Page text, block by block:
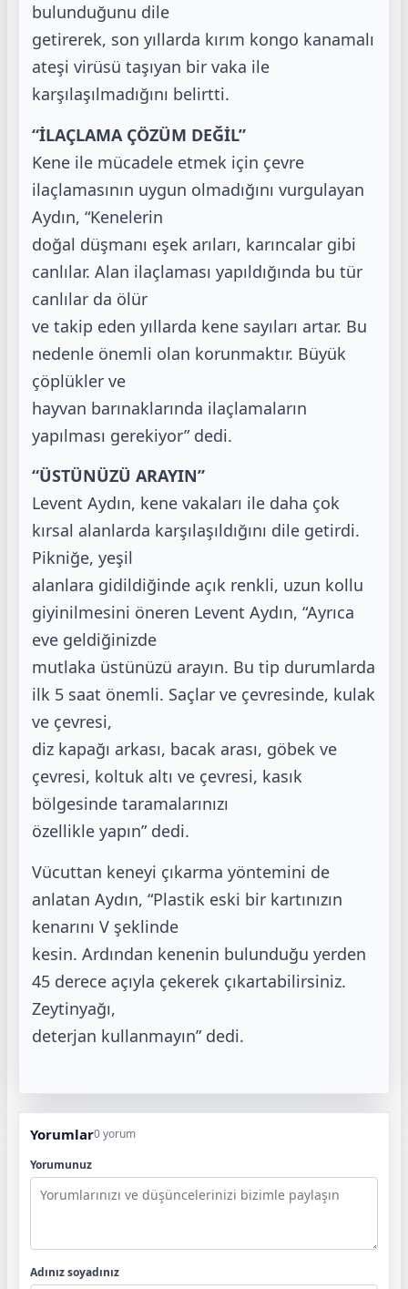
bulunduğunu dile
getirerek, son yıllarda kırım kongo kanamalı
ateşi virüsü taşıyan bir vaka ile
karşılaşılmadığını belirtti.
“İLAÇLAMA ÇÖZÜM DEĞİL”
Kene ile mücadele etmek için çevre
ilaçlamasının uygun olmadığını vurgulayan
Aydın, “Kenelerin
doğal düşmanı eşek arıları, karıncalar gibi
canlılar. Alan ilaçlaması yapıldığında bu tür
canlılar da ölür
ve takip eden yıllarda kene sayıları artar. Bu
nedenle önemli olan korunmaktır. Büyük
çöplükler ve
hayvan barınaklarında ilaçlamaların
yapılması gerekiyor” dedi.
“ÜSTÜNÜZÜ ARAYIN”
Levent Aydın, kene vakaları ile daha çok
kırsal alanlarda karşılaşıldığını dile getirdi.
Pikniğe, yeşil
alanlara gidildiğinde açık renkli, uzun kollu
giyinilmesini öneren Levent Aydın, “Ayrıca
eve geldiğinizde
mutlaka üstünüzü arayın. Bu tip durumlarda
ilk 5 saat önemli. Saçlar ve çevresinde, kulak
ve çevresi,
diz kapağı arkası, bacak arası, göbek ve
çevresi, koltuk altı ve çevresi, kasık
bölgesinde taramalarınızı
özellikle yapın” dedi.
Vücuttan keneyi çıkarma yöntemini de
anlatan Aydın, “Plastik eski bir kartınızın
kenarını V şeklinde
kesin. Ardından kenenin bulunduğu yerden
45 derece açıyla çekerek çıkartabilirsiniz.
Zeytinyağı,
deterjan kullanmayın” dedi.
Yorumlar0 yorum
Yorumunuz
Adınız soyadınız